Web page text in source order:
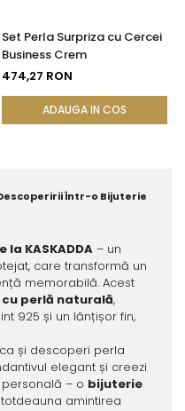
Set Perla Surpriza cu Cercei
Business Crem
474,27 RON
ADAUGA IN COS
Într-o Bijuterie
la KASKADDA– un
care transformă un
memorabilă. Acest
perlă naturală,
925 și un lănțișor fin,
și descoperi perla
elegant și creezi
– o bijuterie
amintirea